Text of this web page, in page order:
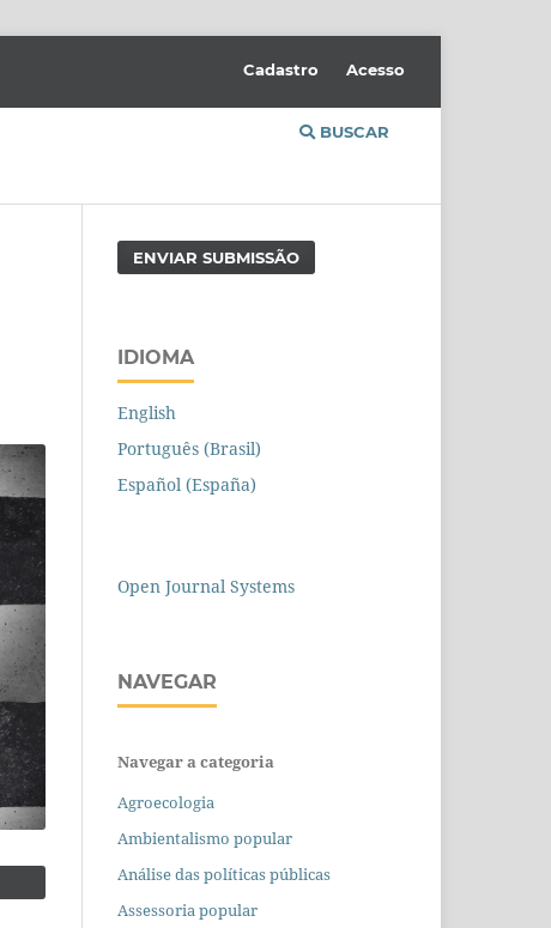
BUSCAR
Cadastro Acesso
ENVIAR SUBMISSÃO
IDIOMA
English
Português (Brasil)
Español (España)
Open Journal Systems
NAVEGAR
Navegar a categoria
Agroecologia
Ambientalismo popular
Análise das políticas públicas
Assessoria popular